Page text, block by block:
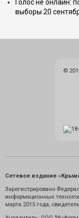
Голос не онлайн:
выборы 20
©
Сетевое издание
Зарегистрировано
информационных
марта 2015 года,